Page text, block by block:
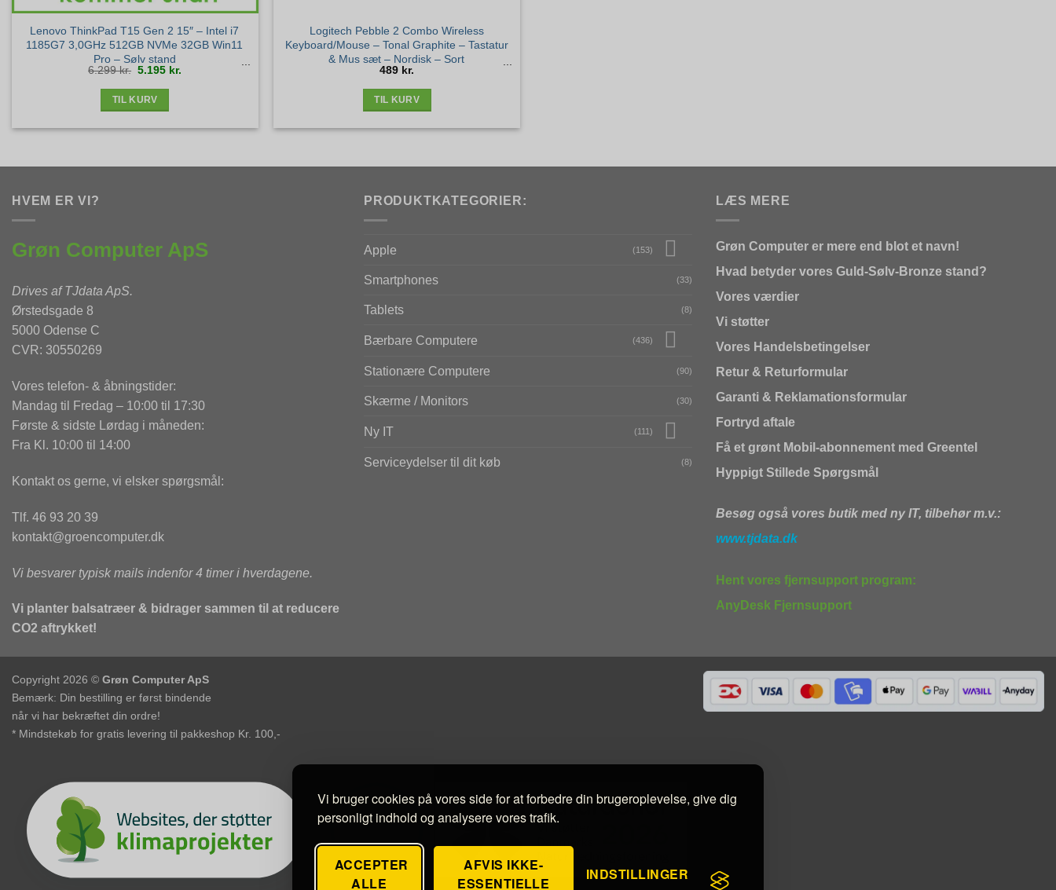
Vi bruger cookies på vores side for at forbedre din brugeroplevelse, give dig
personligt indhold og analysere vores trafik.
ACCEPTER
ALLE
AFVIS IKKE-
ESSENTIELLE
INDSTILLINGER
Lenovo ThinkPad T15 Gen 2 15″ – Intel i7
1185G7 3,0GHz 512GB NVMe 32GB Win11
Pro – Sølv stand
6.299kr. Den
oprindelige
pris
5.195 kr.
TIL KURV
Logitech Pebble 2 Combo Wireless
Keyboard/Mouse – Tonal Graphite – Tastatur
& Mus sæt – Nordisk – Sort
489 kr.
TIL KURV
HVEM ER VI?
Grøn Computer ApS
Drives af TJdata ApS.
Ørstedsgade 8
5000 Odense C
CVR: 30550269
Vores telefon- & åbningstider:
Mandag til Fredag – 10:00 til 17:30
Første & sidste Lørdag i måneden:
Fra Kl. 10:00 til 14:00
Kontakt os gerne, vi elsker spørgsmål:
Tlf. 46 93 20 39
kontakt@groencomputer.dk
Vi besvarer typisk mails indenfor 4 timer i hverdagene.
Vi planter balsatræer & bidrager sammen til at reducere
CO2 aftrykket!
PRODUKTKATEGORIER:
Apple (153)
Smartphones (33)
Tablets (8)
Bærbare Computere (436)
Stationære Computere (90)
Skærme / Monitors (30)
Ny IT (111)
Serviceydelser til dit køb (8)
LÆS MERE
Grøn Computer er mere end blot et navn!
Hvad betyder vores Guld-Sølv-Bronze stand?
Vores værdier
Vi støtter
Vores Handelsbetingelser
Retur & Returformular
Garanti & Reklamationsformular
Fortryd aftale
Få et grønt Mobil-abonnement med Greentel
Hyppigt Stillede Spørgsmål
Besøg også vores butik med ny IT, tilbehør m.v.:
www.tjdata.dk
Hent vores fjernsupport program:
AnyDesk Fjernsupport
Copyright 2026 © Grøn Computer ApS
Bemærk: Din bestilling er først bindende
når vi har bekræftet din ordre!
* Mindstekøb for gratis levering til pakkeshop Kr. 100,-